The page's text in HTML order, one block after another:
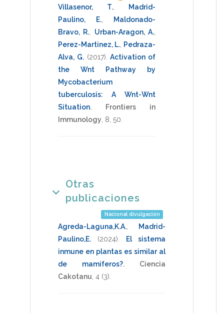
Villasenor, T., Madrid-
Paulino, E., Maldonado-
Bravo, R.
Urban-Aragon, A.
Perez-Martinez, L. Pedraza-
Alva, G. (2017) .Activation of
the Wnt Pathway by
Mycobacterium
tuberculosis: A Wnt-Wnt
Situation.
Frontiers in
Immunology 8 50
Otras
publicaciones
Nacional divulgación
Agreda-Laguna,K.A.
Madrid-
Paulino,E.
(2024)
­El sistema
inmune en plantas es similar al
de mamíferos?.
Ciencia
Cakotanu 4 (3).